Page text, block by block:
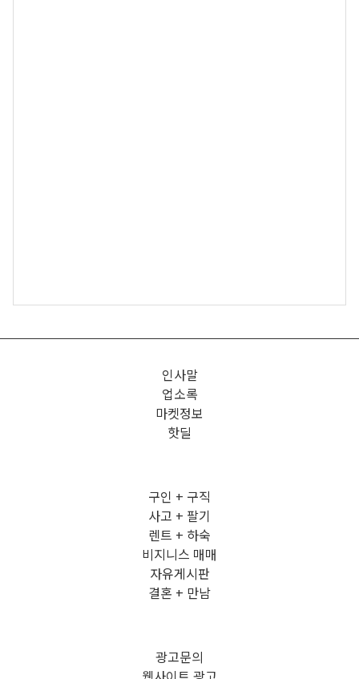
인사말
업소록
마켓정보
핫딜
구인 + 구직
사고 + 팔기
렌트 + 하숙
비지니스 매매
자유게시판
결혼 + 만남
광고문의